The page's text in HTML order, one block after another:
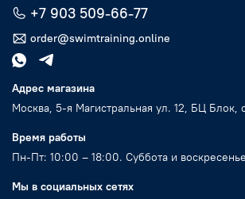
+7 903 509-66-77
order@swimtraining.online
Адрес магазина
Москва, 5-я Магистральная ул. 12, БЦ Блок,
Время работы
Пн-Пт: 10:00 – 18:00. Суббота и
Мы в социальных сетях